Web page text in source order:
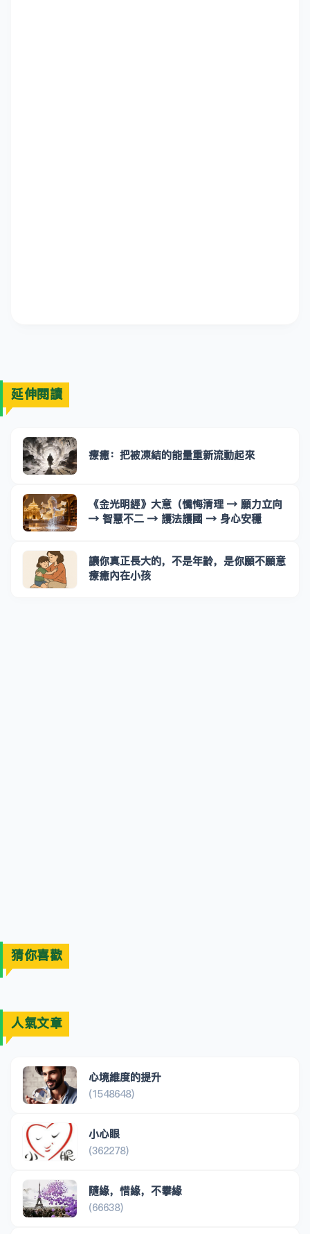
延伸閱讀
療癒：把被凍結的能量重新流動起來
《金光明經》大意（懺悔清理 → 願力立向
→ 智慧不二 → 護法護國 → 身心安穩
讓你真正長大的，不是年齡，是你願不願意
療癒內在小孩
猜你喜歡
人氣文章
心境維度的提升
(1548648)
小心眼
(362278)
隨緣，惜緣，不攀緣
(66638)